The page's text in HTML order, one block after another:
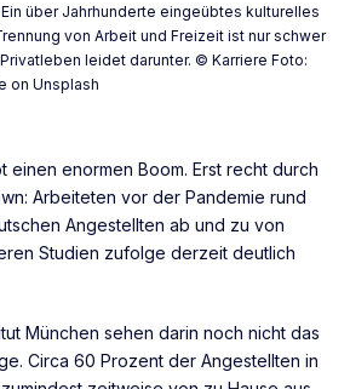
über Jahrhunderte eingeübtes kulturelles
von Arbeit und Freizeit ist nur schwer
leidet darunter. © Karriere Foto:
on Unsplash
einen enormen Boom. Erst recht durch
Arbeiteten vor der Pandemie rund
Angestellten ab und zu von
Studien zufolge derzeit deutlich
München sehen darin noch nicht das
Circa 60 Prozent der Angestellten in